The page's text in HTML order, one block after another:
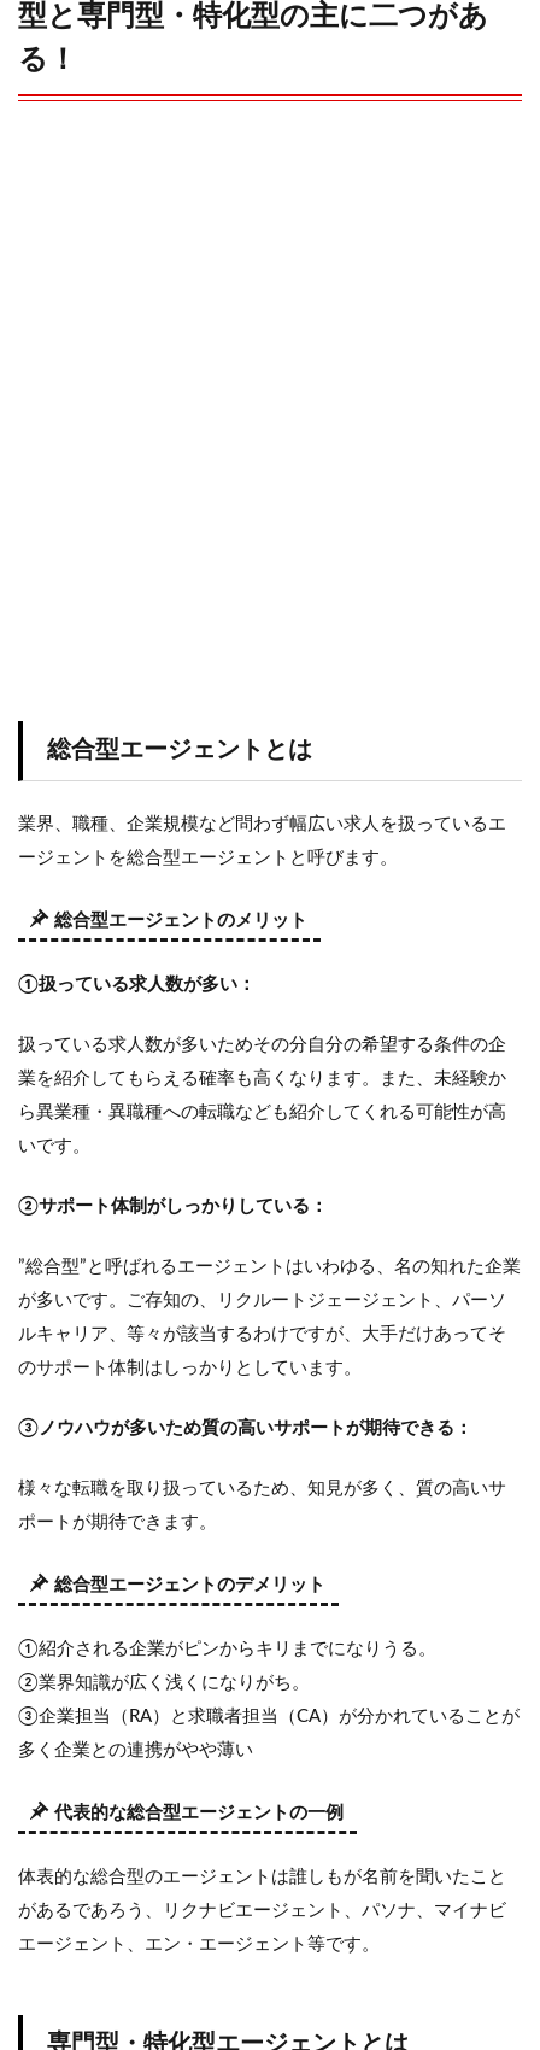
型と専門型・特化型の主に二つがあ
る！
総合型エージェントとは
業界、職種、企業規模など問わず幅広い求人を扱っているエ
ージェントを総合型エージェントと呼びます。
総合型エージェントのメリット
①扱っている求人数が多い：
扱っている求人数が多いためその分自分の希望する条件の企
業を紹介してもらえる確率も高くなります。また、未経験か
ら異業種・異職種への転職なども紹介してくれる可能性が高
いです。
②サポート体制がしっかりしている：
”総合型”と呼ばれるエージェントはいわゆる、名の知れた企業
が多いです。ご存知の、リクルートジェージェント、パーソ
ルキャリア、等々が該当するわけですが、大手だけあってそ
のサポート体制はしっかりとしています。
③ノウハウが多いため質の高いサポートが期待できる：
様々な転職を取り扱っているため、知見が多く、質の高いサ
ポートが期待できます。
総合型エージェントのデメリット
①紹介される企業がピンからキリまでになりうる。
②業界知識が広く浅くになりがち。
③企業担当（RA）と求職者担当（CA）が分かれていることが
多く企業との連携がやや薄い
代表的な総合型エージェントの一例
体表的な総合型のエージェントは誰しもが名前を聞いたこと
があるであろう、リクナビエージェント、パソナ、マイナビ
エージェント、エン・エージェント等です。
専門型・特化型エージェントとは